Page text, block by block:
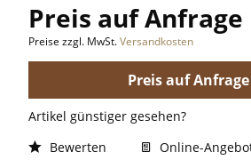
Preis auf Anfrage
Preise zzgl. MwSt.Versandkosten
Preis auf Anfrage
Artikel günstiger gesehen?
Bewerten
Online-